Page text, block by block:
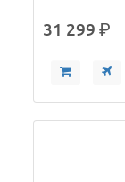
31 299р.